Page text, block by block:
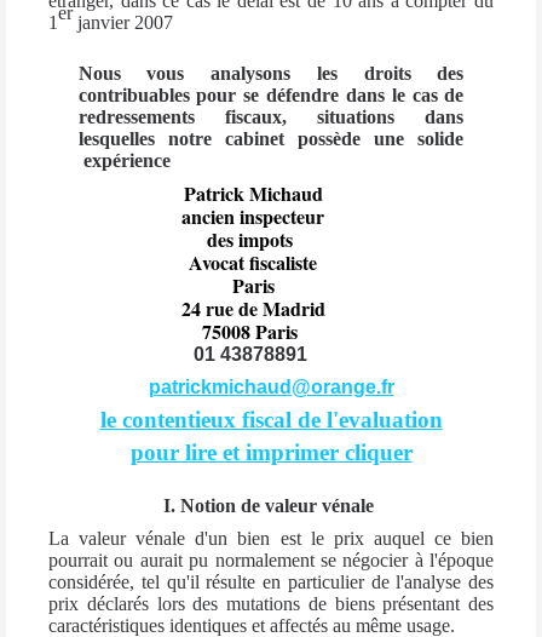
1er janvier 2007
Nous vous analysons les droits des
contribuables pour se défendre dans le cas de
redressements fiscaux, situations dans
lesquelles notre cabinet possède une solide
expérience
Patrick Michaud
ancien inspecteur
des impots
Avocat fiscaliste
Paris
24 rue de Madrid
75008 Paris
01 43878891
patrickmichaud@orange.fr
le contentieux fiscal de l'evaluation
pour lire et imprimer cliquer
I. Notion de valeur vénale
La valeur vénale d'un bien est le prix auquel ce bien
pourrait ou aurait pu normalement se négocier à l'époque
considérée, tel qu'il résulte en particulier de l'analyse des
prix déclarés lors des mutations de biens présentant des
caractéristiques identiques et affectés au même usage.